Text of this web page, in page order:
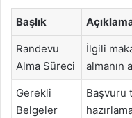
Başlık
Randevu
Alma Süreci
İlgili
almanın
Gerekli
Belgeler
Başvuru